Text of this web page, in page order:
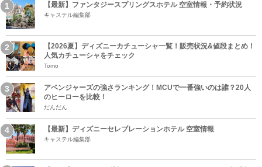
【最新】ファンタジースプリングスホテル 空室情報・予約状況
キャステル編集部
【2026夏】ディズニーカチューシャ一覧！販売状況&値段まとめ！
人気カチューシャをチェック
Tomo
アベンジャーズの強さランキング！MCUで一番強いのは誰？20人
のヒーローを比較！
だんだん
【最新】ディズニーセレブレーションホテル 空室情報
キャステル編集部